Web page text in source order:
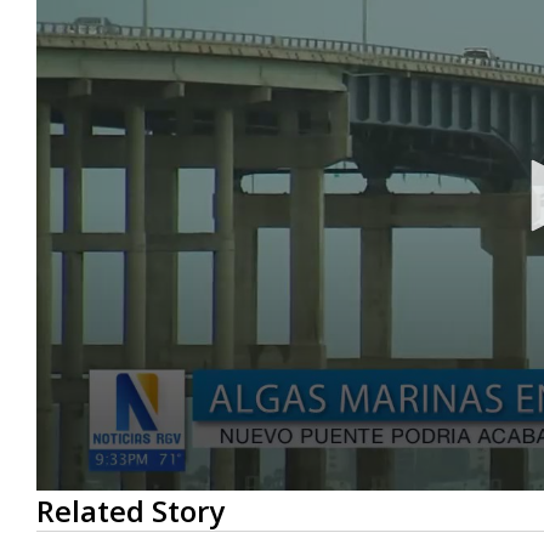
0
seconds
of
Related Story